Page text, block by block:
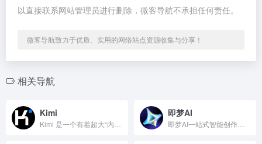
以直接联系网站管理员进行删除，微客导航不承担任何责任。
微客导航致力于优质、实用的网络站点资源收集与分享！
相关导航
Kimi 即梦AI